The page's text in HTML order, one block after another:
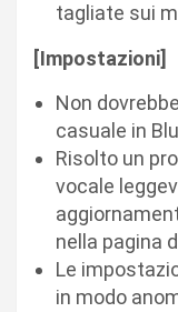
tagliate sui
[Impostazioni]
Non
casuale in
Risolto un
vocale
nella pagina
Le
in modo